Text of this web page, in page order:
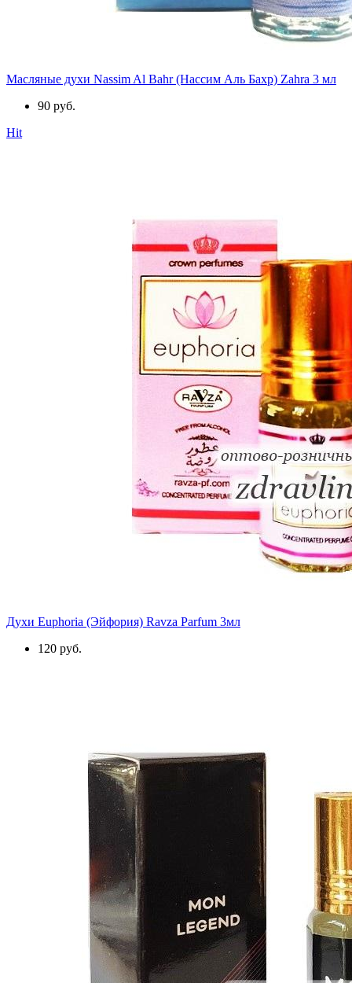
Масляные духи Nassim Al Bahr (Нассим Аль Бахр) Zahra 3 мл
90 руб.
Hit
Духи Euphoria (Эйфория) Ravza Parfum 3мл
120 руб.